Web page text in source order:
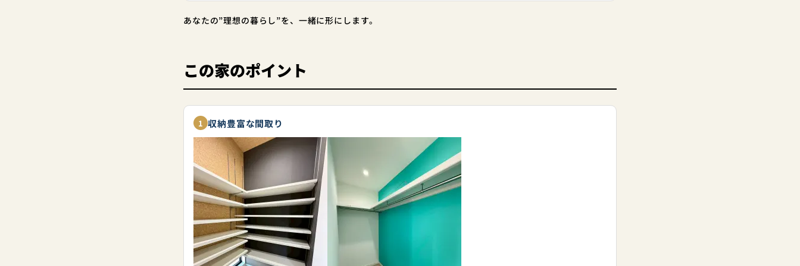
あなたの”理想の暮らし”を、一緒に形にします。
この家のポイント
1 収納豊富な間取り